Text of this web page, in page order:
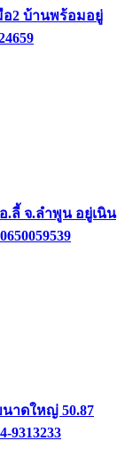
2 บ้านพร้อมอยู่
.ลี้ จ.ลำพูน อยู่เนิน
าดใหญ่ 50.87
9313233